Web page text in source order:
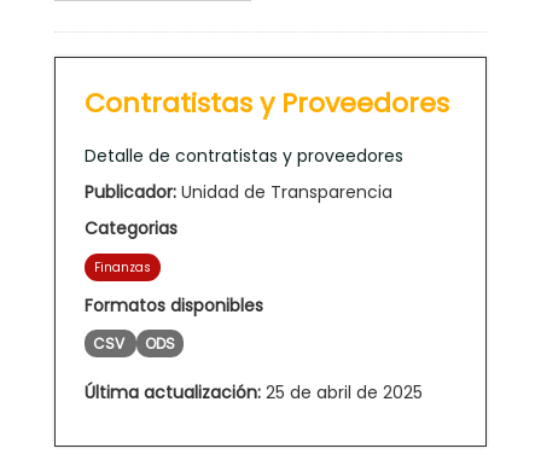
Contratistas y Proveedores
Detalle de contratistas y proveedores
Publicador: Unidad de Transparencia
Categorias
Finanzas
Formatos disponibles
CSV ODS
Última actualización: 25 de abril de 2025